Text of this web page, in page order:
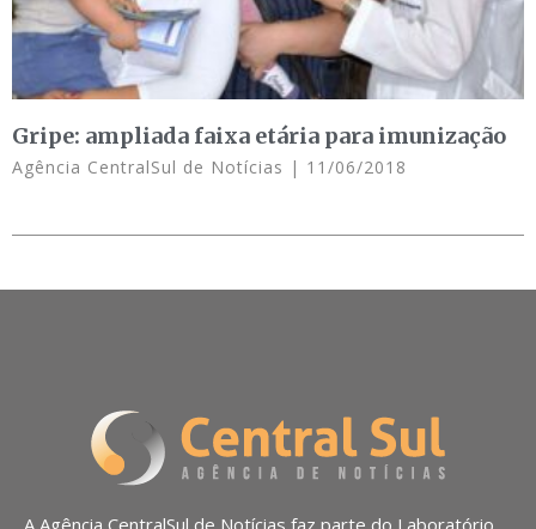
Gripe: ampliada faixa etária para imunização
Agência CentralSul de Notícias 11/06/2018
A Agência CentralSul de Notícias faz parte do Laboratório